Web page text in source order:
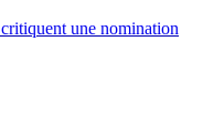
une nomination